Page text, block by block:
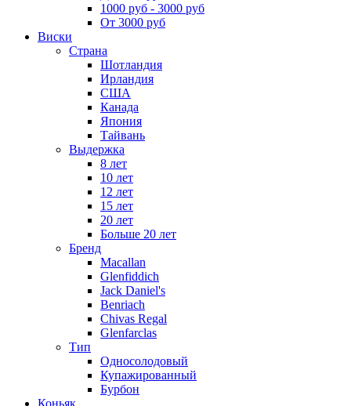
1000 руб - 3000 руб
От 3000 руб
Виски
Страна
Шотландия
Ирландия
США
Канада
Япония
Тайвань
Выдержка
8 лет
10 лет
12 лет
15 лет
20 лет
Больше 20 лет
Бренд
Macallan
Glenfiddich
Jack Daniel's
Benriach
Chivas Regal
Glenfarclas
Тип
Односолодовый
Купажированный
Бурбон
Коньяк